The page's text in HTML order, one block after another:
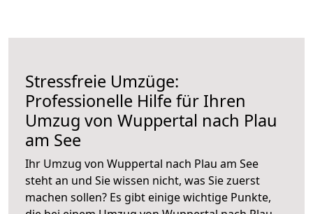
Stressfreie Umzüge:
Professionelle Hilfe für Ihren
Umzug von Wuppertal nach Plau
am See
Ihr Umzug von Wuppertal nach Plau am See
steht an und Sie wissen nicht, was Sie zuerst
machen sollen? Es gibt einige wichtige Punkte,